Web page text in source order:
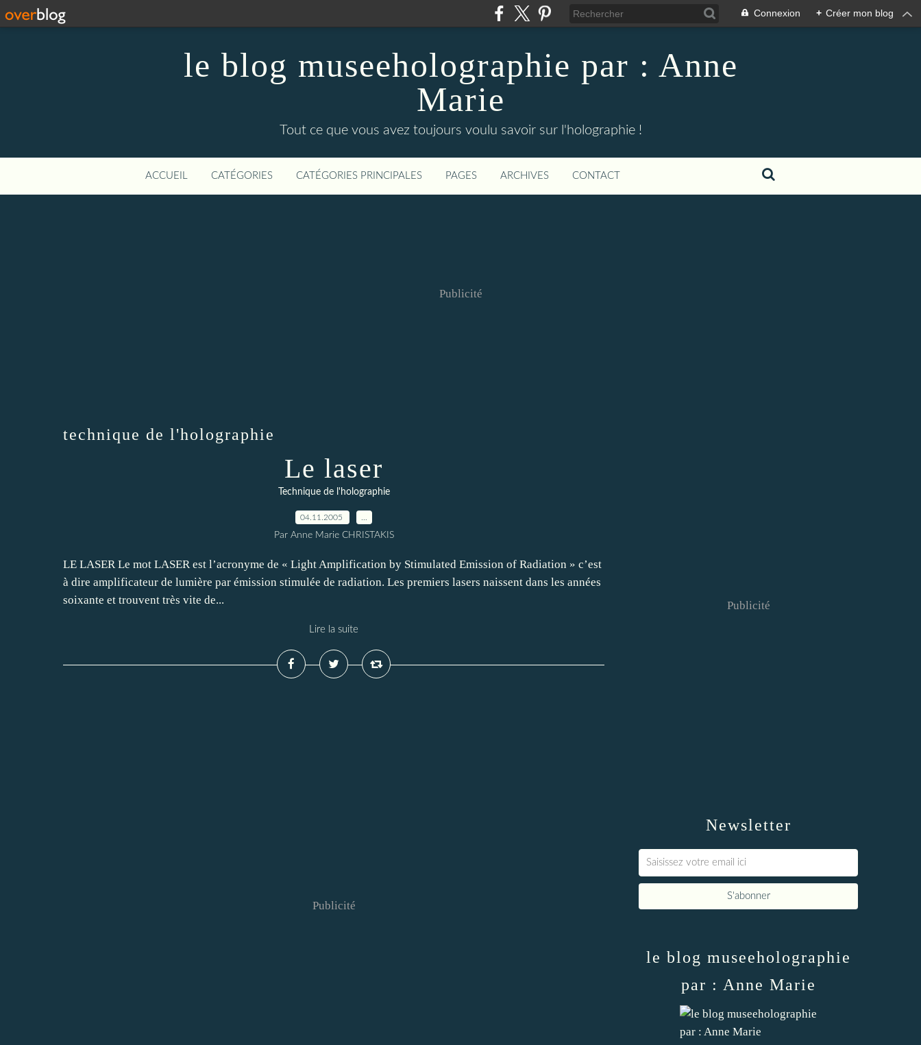
Connexion + Créer mon blog
le blog museeholographie par : Anne
Marie
Tout ce que vous avez toujours voulu savoir sur l'holographie !
ACCUEIL CATÉGORIES CATÉGORIES PRINCIPALES PAGES ARCHIVES CONTACT
Publicité
technique de l'holographie
Le laser
Technique de l'holographie
04.11.2005
Par Anne Marie CHRISTAKIS
LE LASER Le mot LASER est l’acronyme de « Light Amplification by Stimulated Emission of Radiation » c’est
à dire amplificateur de lumière par émission stimulée de radiation. Les premiers lasers naissent dans les années
soixante et trouvent très vite de...
Lire la suite
Publicité
Newsletter
Publicité
le blog museeholographie
par : Anne Marie